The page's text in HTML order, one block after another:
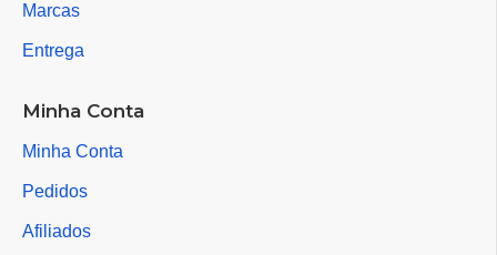
Marcas
Entrega
Minha Conta
Minha Conta
Pedidos
Afiliados